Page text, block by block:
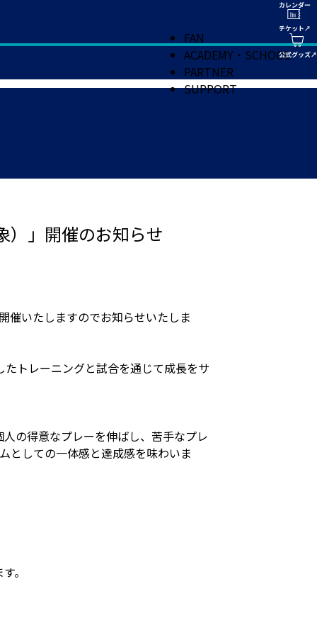
FAN
ACADEMY・SCHOOL
PARTNER
SUPPORT
）」開催のお知らせ
催いたしますのでお知らせいたしま
トレーニングと試合を通じて成長をサ
の得意なプレーを伸ばし、苦手なプレ
としての一体感と達成感を味わいま
。